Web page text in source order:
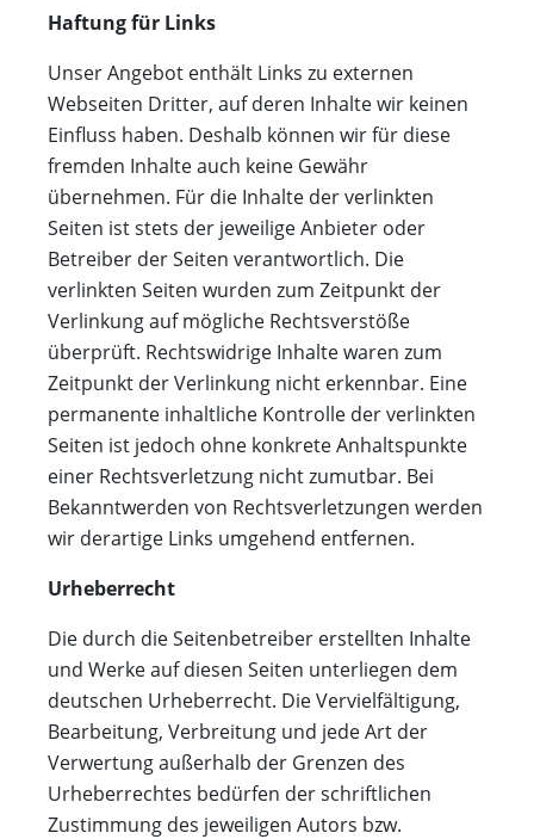
Haftung für Links
Unser Angebot enthält Links zu externen
Webseiten Dritter, auf deren Inhalte wir keinen
Einfluss haben. Deshalb können wir für diese
fremden Inhalte auch keine Gewähr
übernehmen. Für die Inhalte der verlinkten
Seiten ist stets der jeweilige Anbieter oder
Betreiber der Seiten verantwortlich. Die
verlinkten Seiten wurden zum Zeitpunkt der
Verlinkung auf mögliche Rechtsverstöße
überprüft. Rechtswidrige Inhalte waren zum
Zeitpunkt der Verlinkung nicht erkennbar. Eine
permanente inhaltliche Kontrolle der verlinkten
Seiten ist jedoch ohne konkrete Anhaltspunkte
einer Rechtsverletzung nicht zumutbar. Bei
Bekanntwerden von Rechtsverletzungen werden
wir derartige Links umgehend entfernen.
Urheberrecht
Die durch die Seitenbetreiber erstellten Inhalte
und Werke auf diesen Seiten unterliegen dem
deutschen Urheberrecht. Die Vervielfältigung,
Bearbeitung, Verbreitung und jede Art der
Verwertung außerhalb der Grenzen des
Urheberrechtes bedürfen der schriftlichen
Zustimmung des jeweiligen Autors bzw.